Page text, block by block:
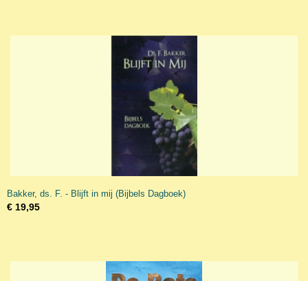
Bakker, ds. F. - Blijft in mij (Bijbels Dagboek)
€ 19,95